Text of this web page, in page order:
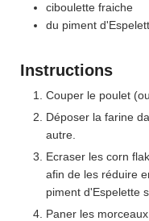
ciboulette fraiche
du piment
Instructions
Couper le poulet
Déposer la farine
autre.
Ecraser les corn
afin de les réduire
piment d'Espelette
Paner les